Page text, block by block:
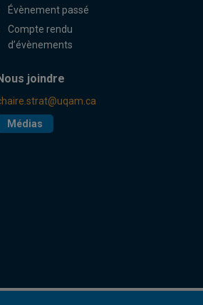
Évènement passé
Compte rendu
d’évènements
joindre
Médias